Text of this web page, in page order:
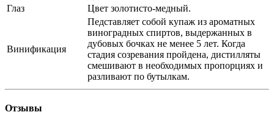
Глаз
Цвет золотисто-медный.
Винификация
Педставляет собой купаж из ароматных
виноградных спиртов, выдержанных в
дубовых бочках не менее 5 лет. Когда
стадия созревания пройдена, дистилляты
смешивают в необходимых пропорциях и
разливают по бутылкам.
Отзывы